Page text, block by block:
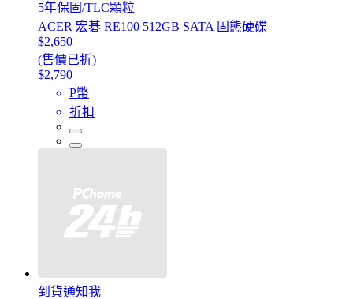
5年保固/TLC顆粒
ACER 宏碁 RE100 512GB SATA 固態硬碟
$2,650
(售價已折)
$2,790
P幣
折扣
到貨通知我